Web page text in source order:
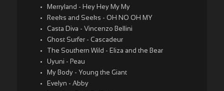
Merryland - Hey Hey My My
Reeks and Seeks - OH NO OH MY
Casta Diva - Vincenzo Bellini
Ghost Surfer - Cascadeur
The Southern Wild - Eliza and the Bear
Uyuni - Peau
My Body - Young the Giant
Evelyn - Abby